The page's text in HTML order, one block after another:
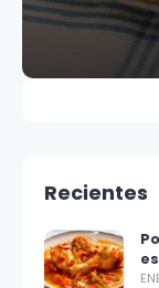
Recientes